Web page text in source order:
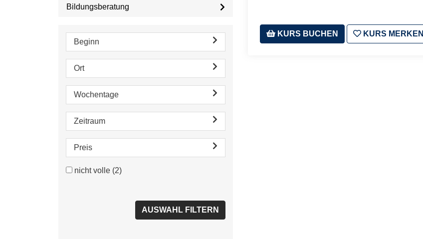
Bildungsberatung
Beginn
Ort
Wochentage
Zeitraum
Preis
nicht volle (2)
KURS BUCHEN KURS MERKEN